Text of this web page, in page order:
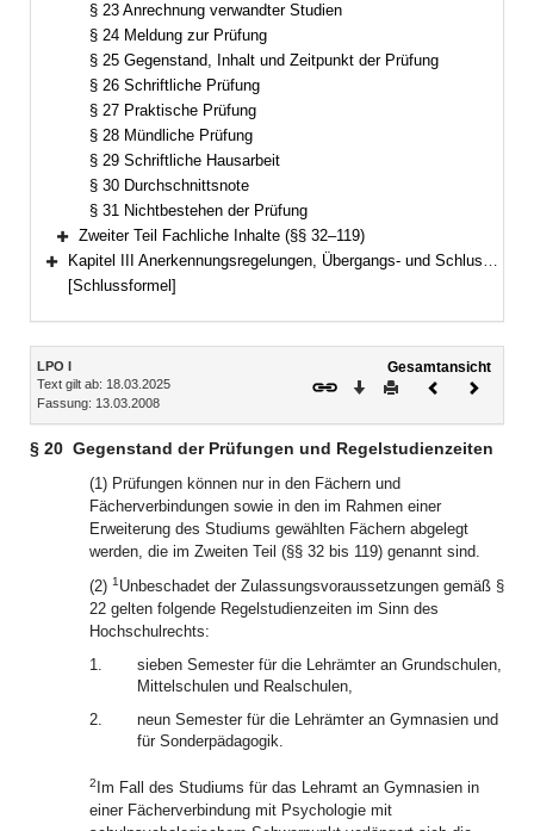
§ 23 Anrechnung verwandter Studien
§ 24 Meldung zur Prüfung
§ 25 Gegenstand, Inhalt und Zeitpunkt der Prüfung
§ 26 Schriftliche Prüfung
§ 27 Praktische Prüfung
§ 28 Mündliche Prüfung
§ 29 Schriftliche Hausarbeit
§ 30 Durchschnittsnote
§ 31 Nichtbestehen der Prüfung
Bereich erweitern
Zweiter Teil Fachliche Inhalte (§§ 32–119)
Bereich erweitern
Kapitel III Anerkennungsregelungen, Übergangs- und Schlussbestimmungen, Besondere Bestimmungen anlässlich der COVID-19-Pandemie (§§ 120–127)
[Schlussformel]
Inhalt
LPO I
Text gilt ab: 18.03.2025
Fassung: 13.03.2008
Gesamtansicht
Download
DruckenVorheriges
§ 20 Gegenstand der Prüfungen und Regelstudienzeiten
(1) Prüfungen können nur in den Fächern und
Fächerverbindungen sowie in den im Rahmen einer
Erweiterung des Studiums gewählten Fächern abgelegt
werden, die im Zweiten Teil (§§ 32 bis 119) genannt sind.
(2) 1Unbeschadet der Zulassungsvoraussetzungen gemäß §
22 gelten folgende Regelstudienzeiten im Sinn des
Hochschulrechts:
1.
sieben Semester für die Lehrämter an Grundschulen,
Mittelschulen und Realschulen,
2.
neun Semester für die Lehrämter an Gymnasien und
für Sonderpädagogik.
2 Im Fall des Studiums für das Lehramt an Gymnasien in
einer Fächerverbindung mit Psychologie mit